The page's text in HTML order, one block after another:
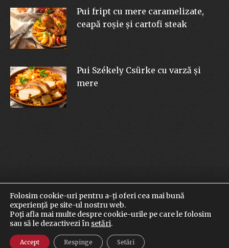
Pui fript cu mere caramelizate,
ceapă roșie și cartofi steak
Pui Székely Csürke cu varză și
mere
© 2026 szekelycsurke.ro | Toate drepturile rezervate
Termeni şi condiţii|Terms and conditions of trade and
delivery |Politica de confidenţialitate Politica de cookies
Folosim cookie-uri pentru a-ți oferi cea mai bună
experiență pe site-ul nostru web.
Poți afla mai multe despre cookie-urile pe care le folosim
sau să le dezactivezi în setări.
Accept Respinge Setări